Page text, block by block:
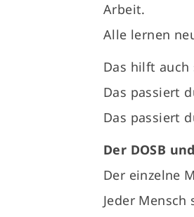
Arbeit.
Alle lernen
Das hilft auch
Das passiert
Das passiert
Der DOSB
Der einzelne
Jeder